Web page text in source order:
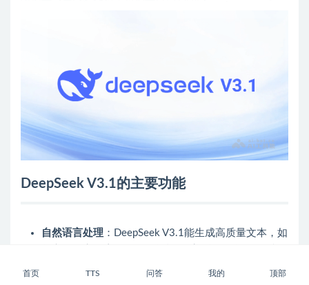
DeepSeek V3.1的主要功能
自然语言处理 ：DeepSeek V3.1能生成高质量文本，如
首页 TTS 问答 我的 顶部